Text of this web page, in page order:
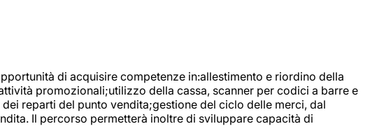
di acquisire competenze in:allestimento e riordino della
promozionali;utilizzo della cassa, scanner per codici a barre e
reparti del punto vendita;gestione del ciclo delle merci, dal
Il percorso permetterà inoltre di sviluppare capacità di